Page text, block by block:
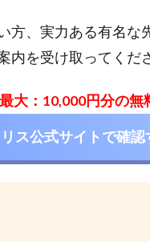
方、実力ある有名な
を受け取ってくだ
大：10,000円分の無
ス公式サイトで確認